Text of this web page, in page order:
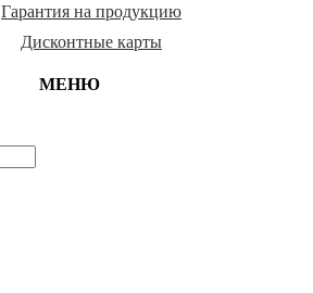
Гарантия на продукцию
Дисконтные карты
МЕНЮ